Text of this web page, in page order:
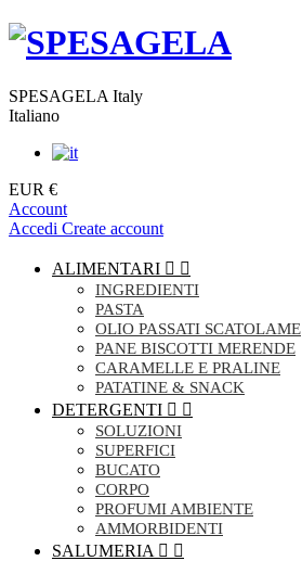
SPESAGELA Italy
Italiano
EUR €
Account
Accedi Create account
ALIMENTARI  
INGREDIENTI
PASTA
OLIO PASSATI SCATOLAME
PANE BISCOTTI MERENDE
CARAMELLE E PRALINE
PATATINE & SNACK
DETERGENTI  
SOLUZIONI
SUPERFICI
BUCATO
CORPO
PROFUMI AMBIENTE
AMMORBIDENTI
SALUMERIA  